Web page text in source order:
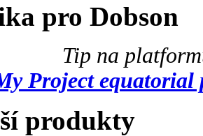
pro Dobson
Tip na
Project equatorial
produkty